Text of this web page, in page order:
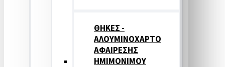
ΘΗΚΕΣ -
ΑΛΟΥΜΙΝΟΧΑΡΤΟ
ΑΦΑΙΡΕΣΗΣ
ΗΜΙΜΟΝΙΜΟΥ